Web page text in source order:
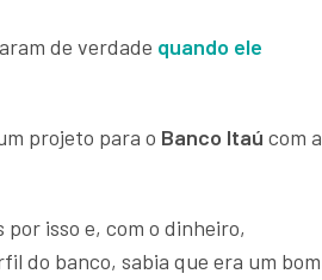
de verdade quando ele
projeto para o Banco Itaú com a
isso e, com o dinheiro,
do banco, sabia que era um bom